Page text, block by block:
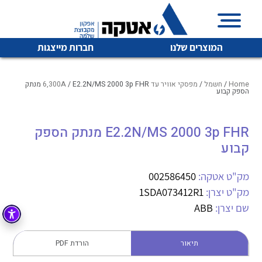
המוצרים שלנו חברות מייצגות
איכות | שרות | זמינות
אטקה בע”מ היא החברה הגדולה והמובילה בישראל בשיווק
מיתוג, בקרה , ואינסטלציה חשמלית ופעילה ב7 תחומים:
חשמל מיתוג ואינסטלציה חשמלית
קופסאות וארונות לחשמל, בקרה ואלקטרוניקה
לכל מוצרי היצרן לכל מוצרי היצרן
לכל מוצרי היצרן לכל מוצרי היצרן
Home
/ חשמל / מפסקי אוויר עד 6,300A / E2.2N/MS 2000 3p FHR מנתק
הספק קבוע
E2.2N/MS 2000 3p FHR מנתק הספק
קבוע
מק"ט אטקה: 002586450
מק"ט יצרן: 1SDA073412R1
שם יצרן: ABB
תיאור הורדת PDF